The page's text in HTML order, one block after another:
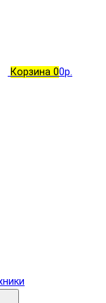
Корзина 00р.